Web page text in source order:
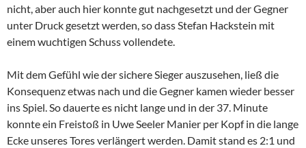
nicht, aber auch hier konnte gut nachgesetzt und der Gegner
unter Druck gesetzt werden, so dass Stefan Hackstein mit
einem wuchtigen Schuss vollendete.
Mit dem Gefühl wie der sichere Sieger auszusehen, ließ die
Konsequenz etwas nach und die Gegner kamen wieder besser
ins Spiel. So dauerte es nicht lange und in der 37. Minute
konnte ein Freistoß in Uwe Seeler Manier per Kopf in die lange
Ecke unseres Tores verlängert werden. Damit stand es 2:1 und